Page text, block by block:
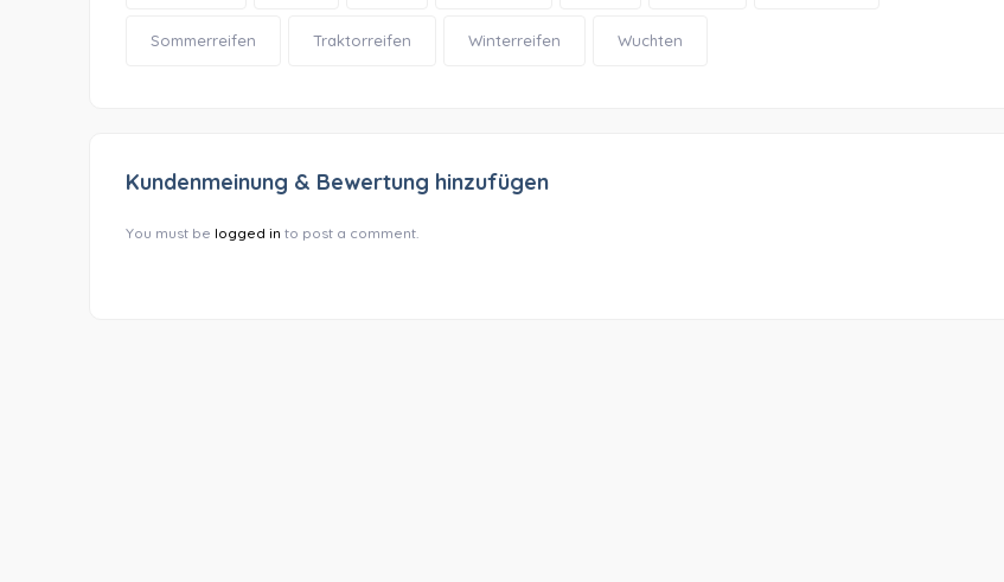
Sommerreifen Traktorreifen Winterreifen Wuchten
Kundenmeinung & Bewertung hinzufügen
You must be logged in to post a comment.